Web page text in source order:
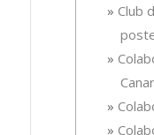
Club